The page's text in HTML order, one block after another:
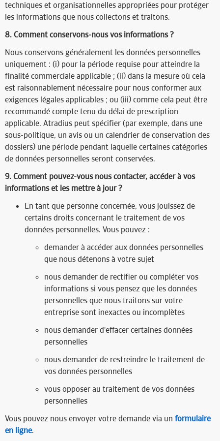
techniques et organisationnelles appropriées pour protéger
les informations que nous collectons et traitons.
8. Comment conservons-nous vos informations ?
Nous conservons généralement les données personnelles
uniquement : (i) pour la période requise pour atteindre la
finalité commerciale applicable ; (ii) dans la mesure où cela
est raisonnablement nécessaire pour nous conformer aux
exigences légales applicables ; ou (iii) comme cela peut être
recommandé compte tenu du délai de prescription
applicable. Atradius peut spécifier (par exemple, dans une
sous-politique, un avis ou un calendrier de conservation des
dossiers) une période pendant laquelle certaines catégories
de données personnelles seront conservées.
9. Comment pouvez-vous nous contacter, accéder à vos
informations et les mettre à jour ?​
En tant que personne concernée, vous jouissez de
certains droits concernant le traitement de vos
données personnelles. Vous pouvez :
demander à accéder aux données personnelles
que nous détenons à votre sujet
nous demander de rectifier ou compléter vos
informations si vous pensez que les données
personnelles que nous traitons sur votre
entreprise sont inexactes ou incomplètes
nous demander d'effacer certaines données
personnelles
nous demander de restreindre le traitement de
vos données personnelles
vous opposer au traitement de vos données
personnelles
Vous pouvez nous envoyer votre demande via un formulaire
en ligne.